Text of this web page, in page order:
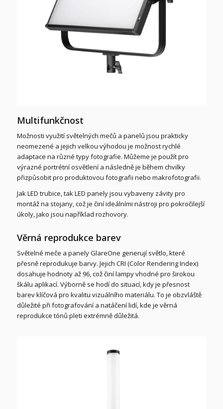
Multifunkčnost
Možnosti využití světelných mečů a panelů jsou prakticky
neomezené a jejich velkou výhodou je možnost rychlé
adaptace na různé typy fotografie. Můžeme je použít pro
výrazné portrétní osvětlení a následně je během chvilky
přizpůsobit pro produktovou fotografii nebo makrofotografii.
Jak LED trubice, tak LED panely jsou vybaveny závity pro
montáž na stojany, což je činí ideálními nástroji pro pokročilejší
úkoly, jako jsou například rozhovory.
Věrná reprodukce barev
Světelné meče a panely GlareOne generují světlo, které
přesně reprodukuje barvy. Jejich CRI (Color Rendering Index)
dosahuje hodnoty až 96, což činí lampy vhodné pro širokou
škálu aplikací. Výborně se hodí do situací, kdy je přesnost
barev klíčová pro kvalitu vizuálního materiálu. To je obzvláště
důležité při fotografování a natáčení lidí, kde je věrná
reprodukce tónů pleti extrémně důležitá.